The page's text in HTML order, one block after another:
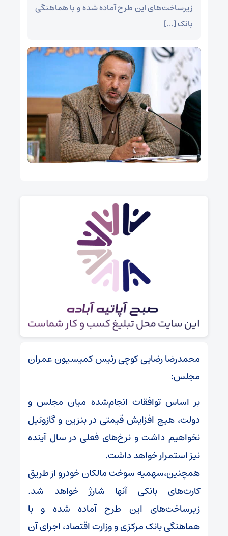
زیرساخت‌های این طرح آماده شده و با هماهنگی
بانک […]
محمدرضا رضایی کوچی رئیس کمیسیون عمران
مجلس:
بر اساس توافقات انجام‌شده میان مجلس و
دولت، هیچ افزایش قیمتی در بنزین و گازوئیل
نخواهیم داشت و نرخ‌های فعلی در سال آینده
نیز استمرار خواهد داشت.
همچنین،سهمیه سوخت مالکان خودرو از طریق
کارت‌های بانکی آنها شارژ خواهد شد.
زیرساخت‌های این طرح آماده شده و با
هماهنگی بانک مرکزی و وزارت اقتصاد، اجرای آن